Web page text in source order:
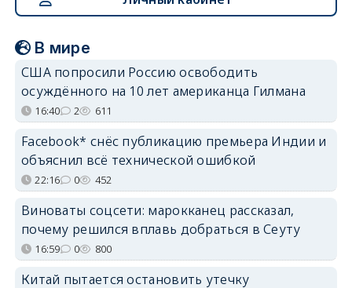
В мире
США попросили Россию освободить
осуждённого на 10 лет американца Гилмана
16:40 2 611
Facebook* снёс публикацию премьера Индии и
объяснил всё технической ошибкой
22:16 0 452
Виноваты соцсети: марокканец рассказал,
почему решился вплавь добраться в Сеуту
16:59 0 800
Китай пытается остановить утечку